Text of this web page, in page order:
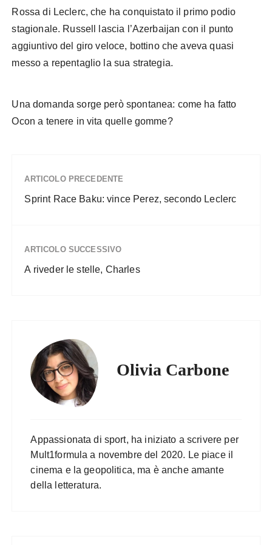
Rossa di Leclerc, che ha conquistato il primo podio
stagionale. Russell lascia l’Azerbaijan con il punto
aggiuntivo del giro veloce, bottino che aveva quasi
messo a repentaglio la sua strategia.
Una domanda sorge però spontanea: come ha fatto
Ocon a tenere in vita quelle gomme?
ARTICOLO PRECEDENTE
Sprint Race Baku: vince Perez, secondo Leclerc
ARTICOLO SUCCESSIVO
A riveder le stelle, Charles
Olivia Carbone
Appassionata di sport, ha iniziato a scrivere per
Mult1formula a novembre del 2020. Le piace il
cinema e la geopolitica, ma è anche amante
della letteratura.